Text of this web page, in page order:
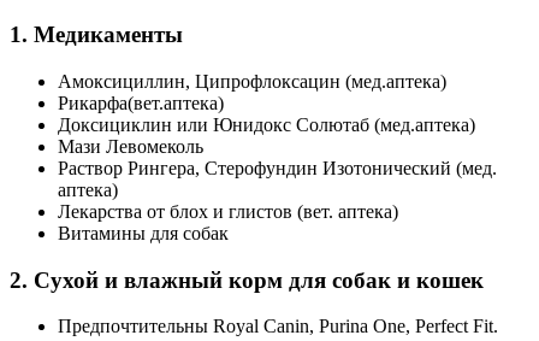
1. Медикаменты
Амоксициллин, Ципрофлоксацин (мед.аптека)
Рикарфа(вет.аптека)
Доксициклин или Юнидокс Солютаб (мед.аптека)
Мази Левомеколь
Раствор Рингера, Стерофундин Изотонический (мед.
аптека)
Лекарства от блох и глистов (вет. аптека)
Витамины для собак
2. Сухой и влажный корм для собак и кошек
Предпочтительны Royal Canin, Purina One, Perfect Fit.